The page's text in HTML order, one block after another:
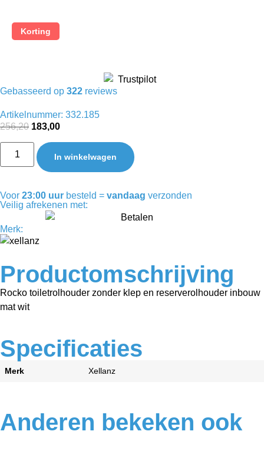
Korting
Gebasseerd op 322 reviews
Artikelnummer: 332.185
256,20 183,00
In winkelwagen
Voor 23:00 uur besteld = vandaag verzonden
Veilig afrekenen met:
Merk:
Productomschrijving
Rocko toiletrolhouder zonder klep en reserverolhouder inbouw
mat wit
Specificaties
Merk Xellanz
Anderen bekeken ook